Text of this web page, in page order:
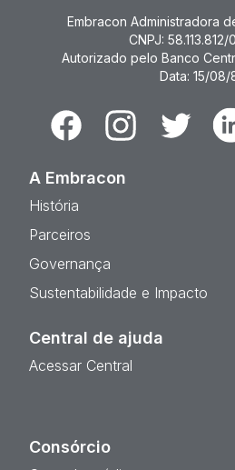
Embracon Administradora
CNPJ:
Autorizado pelo Banco
Data: 15/08/
FacebookInstagramTwitter
A Embracon
História
Parceiros
Governança
Sustentabilidade e Impacto
Central de ajuda
Acessar Central
Consórcio